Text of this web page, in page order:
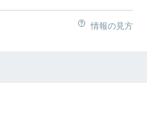
情報の見方